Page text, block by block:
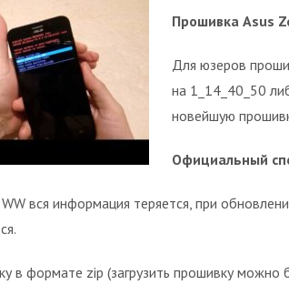
Прошивка Asus
Для юзеров
на 1_14_40_50
новейшую
Официальный
вся информация теряется, при
в формате zip (загрузить прошивку